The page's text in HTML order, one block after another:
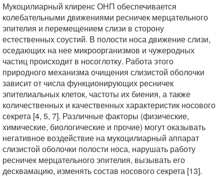
Мукоцилиарный клиренс ОНП обеспечивается
колебательными движениями ресничек мерцательного
эпителия и перемещением слизи в сторону
естественных соустий. В полости носа движение слизи,
оседающих на нее микроорганизмов и чужеродных
частиц происходит в носоглотку. Работа этого
природного механизма очищения слизистой оболочки
зависит от числа функционирующих ресничек
эпителиальных клеток, частоты их биения, а также
количественных и качественных характеристик носового
секрета [4, 5, 7]. Различные факторы (физические,
химические, биологические и прочие) могут оказывать
негативное воздействие на мукоцилиарный аппарат
слизистой оболочки полости носа, нарушать работу
ресничек мерцательного эпителия, вызывать его
десквамацию, изменять состав носового секрета [13].